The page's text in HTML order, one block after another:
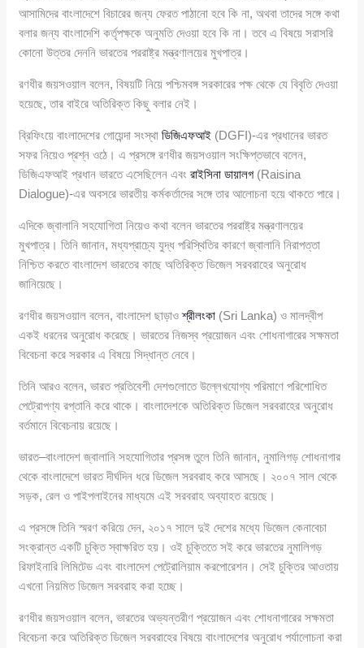
আসামিদের বাংলাদেশে বিচারের জন্য ফেরত পাঠানো হবে কি না, অথবা তাদের সঙ্গে কথা
বলার জন্য বাংলাদেশি কর্তৃপক্ষকে অনুমতি দেওয়া হবে কি না। তবে এ বিষয়ে সরাসরি
কোনো উত্তর দেননি ভারতের পররাষ্ট্র মন্ত্রণালয়ের মুখপাত্র।
রণধীর জয়সওয়াল বলেন, বিষয়টি নিয়ে পশ্চিমবঙ্গ সরকারের পক্ষ থেকে যে বিবৃতি দেওয়া
হয়েছে, তার বাইরে অতিরিক্ত কিছু বলার নেই।
ব্রিফিংয়ে বাংলাদেশের গোয়েন্দা সংস্থাডিজিএফআই (DGFI)-এর প্রধানের ভারত
সফর নিয়েও প্রশ্ন ওঠে। এ প্রসঙ্গে রণধীর জয়সওয়াল সংক্ষিপ্তভাবে বলেন,
ডিজিএফআই প্রধান ভারতে এসেছিলেন এবংরাইসিনা ডায়ালগ (Raisina
Dialogue)-এর অবসরে ভারতীয় কর্মকর্তাদের সঙ্গে তার আলোচনা হয়ে থাকতে পারে।
এদিকে জ্বালানি সহযোগিতা নিয়েও কথা বলেন ভারতের পররাষ্ট্র মন্ত্রণালয়ের
মুখপাত্র। তিনি জানান, মধ্যপ্রাচ্যে যুদ্ধ পরিস্থিতির কারণে জ্বালানি নিরাপত্তা
নিশ্চিত করতে বাংলাদেশ ভারতের কাছে অতিরিক্ত ডিজেল সরবরাহের অনুরোধ
জানিয়েছে।
রণধীর জয়সওয়াল বলেন, বাংলাদেশ ছাড়াওশ্রীলংকা (Sri Lanka) ও মালদ্বীপ
একই ধরনের অনুরোধ করেছে। ভারতের নিজস্ব প্রয়োজন এবং শোধনাগারের সক্ষমতা
বিবেচনা করে সরকার এ বিষয়ে সিদ্ধান্ত নেবে।
তিনি আরও বলেন, ভারত প্রতিবেশী দেশগুলোতে উল্লেখযোগ্য পরিমাণে পরিশোধিত
পেট্রোপণ্য রপ্তানি করে থাকে। বাংলাদেশকে অতিরিক্ত ডিজেল সরবরাহের অনুরোধ
বর্তমানে বিবেচনায় রয়েছে।
ভারত–বাংলাদেশ জ্বালানি সহযোগিতার প্রসঙ্গ তুলে তিনি জানান, নুমালিগড় শোধনাগার
থেকে বাংলাদেশে ভারত দীর্ঘদিন ধরে ডিজেল সরবরাহ করে আসছে। ২০০৭ সাল থেকে
সড়ক, রেল ও পাইপলাইনের মাধ্যমে এই সরবরাহ অব্যাহত রয়েছে।
এ প্রসঙ্গে তিনি স্মরণ করিয়ে দেন, ২০১৭ সালে দুই দেশের মধ্যে ডিজেল কেনাবেচা
সংক্রান্ত একটি চুক্তি স্বাক্ষরিত হয়। ওই চুক্তিতে সই করে ভারতের নুমালিগড়
রিফাইনারি লিমিটেড এবং বাংলাদেশ পেট্রোলিয়াম করপোরেশন। সেই চুক্তির আওতায়
এখনো নিয়মিত ডিজেল সরবরাহ করা হচ্ছে।
রণধীর জয়সওয়াল বলেন, ভারতের অভ্যন্তরীণ প্রয়োজন এবং শোধনাগারের সক্ষমতা
বিবেচনা করে অতিরিক্ত ডিজেল সরবরাহের বিষয়ে বাংলাদেশের অনুরোধ পর্যালোচনা করা